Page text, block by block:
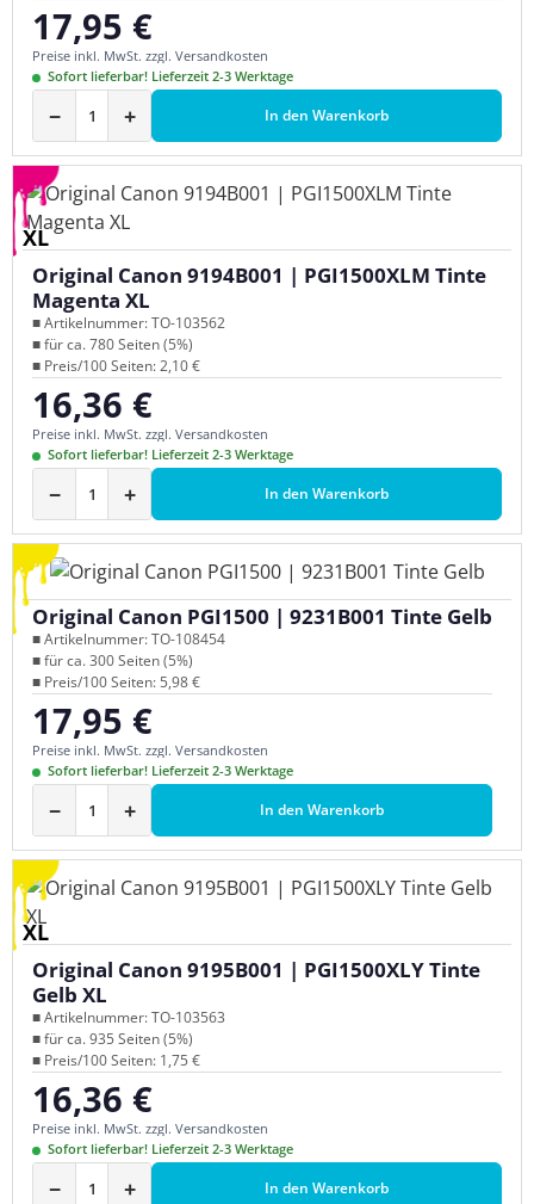
Regulärer Preis:
17,95 €
Preise inkl. MwSt. zzgl. Versandkosten
Sofort lieferbar! Lieferzeit 2-3 Werktage
− + In den Warenkorb
XL
Original Canon 9194B001 | PGI1500XLM Tinte
Magenta XL
■ Artikelnummer: TO-103562
■ für ca. 780 Seiten (5%)
■ Preis/100 Seiten: 2,10 €
Regulärer Preis:
16,36 €
Preise inkl. MwSt. zzgl. Versandkosten
Sofort lieferbar! Lieferzeit 2-3 Werktage
− + In den Warenkorb
Original Canon PGI1500 | 9231B001 Tinte Gelb
■ Artikelnummer: TO-108454
■ für ca. 300 Seiten (5%)
■ Preis/100 Seiten: 5,98 €
Regulärer Preis:
17,95 €
Preise inkl. MwSt. zzgl. Versandkosten
Sofort lieferbar! Lieferzeit 2-3 Werktage
− + In den Warenkorb
XL
Original Canon 9195B001 | PGI1500XLY Tinte
Gelb XL
■ Artikelnummer: TO-103563
■ für ca. 935 Seiten (5%)
■ Preis/100 Seiten: 1,75 €
Regulärer Preis:
16,36 €
Preise inkl. MwSt. zzgl. Versandkosten
Sofort lieferbar! Lieferzeit 2-3 Werktage
− + In den Warenkorb